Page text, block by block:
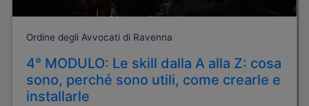
Ordine degli Avvocati di Ravenna
4° MODULO: Le skill dalla A alla Z: cosa
sono, perché sono utili, come crearle e
installarle